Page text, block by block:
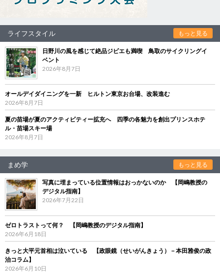
ライフスタイル もっと見る
日野川の風を感じて絶品ジビエも満喫 鳥取のサイクリングイ
ベント
2026年8月7日
オールデイダイニングを一新 ヒルトン東京お台場、改装進む
2026年8月7日
夏の苗場が夏のアクティビティー拡充へ 四季の各魅力を創出プリンスホテ
ル・苗場スキー場
2026年8月7日
まめ学 もっと見る
写真に埋まっている位置情報はおっかないのか 【岡嶋教授の
デジタル指南】
2026年7月22日
ゼロトラストって何？ 【岡嶋教授のデジタル指南】
2026年6月18日
きっと大平元首相は泣いている 【政眼鏡（せいがんきょう）－本田雅俊の政
治コラム】
2026年6月10日